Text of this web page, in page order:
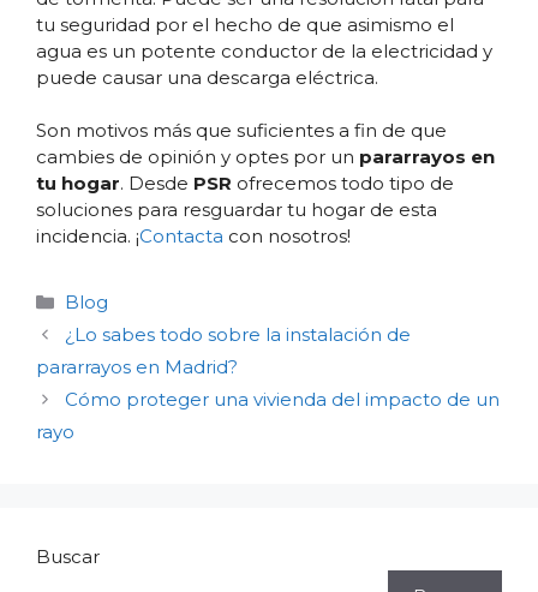
tu seguridad por el hecho de que asimismo el
agua es un potente conductor de la electricidad y
puede causar una descarga eléctrica.
Son motivos más que suficientes a fin de que
cambies de opinión y optes por un pararrayos en
tu hogar. Desde PSR ofrecemos todo tipo de
soluciones para resguardar tu hogar de esta
incidencia. ¡Contacta con nosotros!
Categorías
Blog
¿Lo sabes todo sobre la instalación de
pararrayos en Madrid?
Cómo proteger una vivienda del impacto de un
rayo
Buscar